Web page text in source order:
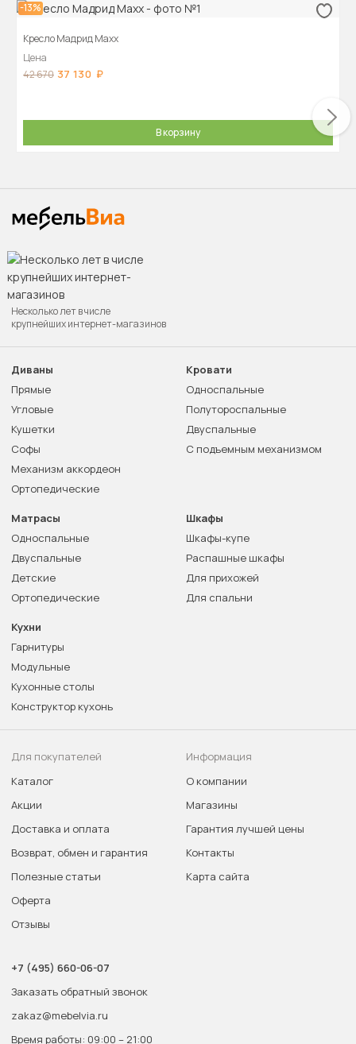
-13%
Кресло Мадрид Maxx
Цена
42 670 37 130
В корзину
Несколько лет в числе
крупнейших интернет-магазинов
Диваны
Прямые
Угловые
Кушетки
Софы
Механизм аккордеон
Ортопедические
Кровати
Односпальные
Полутороспальные
Двуспальные
С подъемным механизмом
Матрасы
Односпальные
Двуспальные
Детские
Ортопедические
Шкафы
Шкафы-купе
Распашные шкафы
Для прихожей
Для спальни
Кухни
Гарнитуры
Модульные
Кухонные столы
Конструктор кухонь
Для покупателей
Каталог
Акции
Доставка и оплата
Возврат, обмен и гарантия
Полезные статьи
Оферта
Отзывы
Информация
О компании
Магазины
Гарантия лучшей цены
Контакты
Карта сайта
+7 (495) 660-06-07
Заказать обратный звонок
zakaz@mebelvia.ru
Время работы: 09:00 – 21:00